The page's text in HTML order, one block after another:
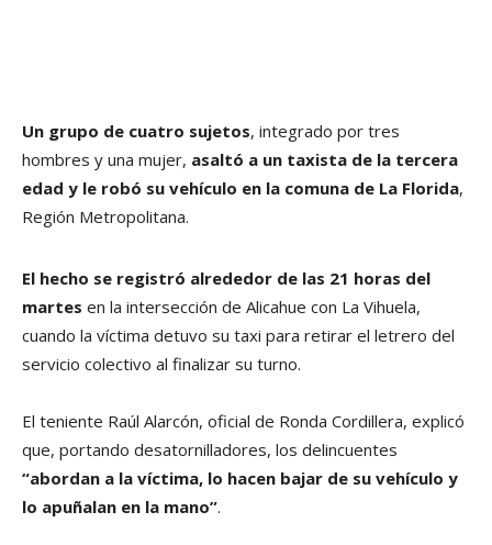
Un grupo de cuatro sujetos, integrado por tres
hombres y una mujer, asaltó a un taxista de la tercera
edad y le robó su vehículo en la comuna de La Florida,
Región Metropolitana.
El hecho se registró alrededor de las 21 horas del
martes en la intersección de Alicahue con La Vihuela,
cuando la víctima detuvo su taxi para retirar el letrero del
servicio colectivo al finalizar su turno.
El teniente Raúl Alarcón, oficial de Ronda Cordillera, explicó
que, portando desatornilladores, los delincuentes
“abordan a la víctima, lo hacen bajar de su vehículo y
lo apuñalan en la mano”.